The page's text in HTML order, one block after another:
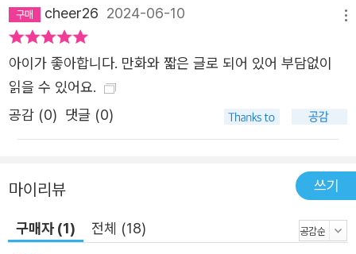
cheer26 2024-06-10
아이가 좋아합니다. 만화와 짧은 글로 되어 있어 부담없이
읽을 수 있어요.
공감 (0) 댓글 (0)
마이리뷰 쓰기
구매자 (1) 전체 (18)